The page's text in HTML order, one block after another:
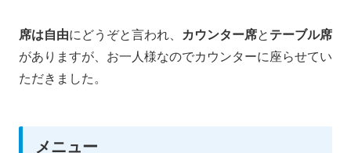
席は自由にどうぞと言われ、 カウンター席とテーブル席
がありますが、お一人様なのでカウンターに座らせてい
ただきました。
メニュー